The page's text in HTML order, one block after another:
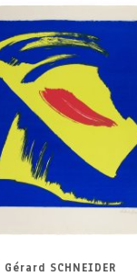
Gérard SCHNEIDER